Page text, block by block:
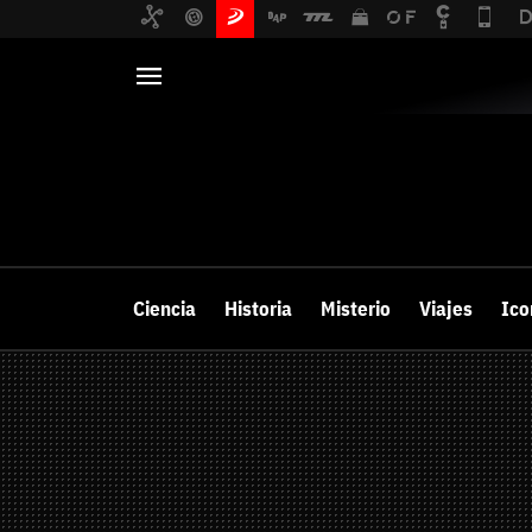
Ciencia Historia Misterio Viajes
Análisis
Guías y trucos
Ranking
Videos
Selección
Monitores
Periféricos
Tarjetas gráficas
Auriculares y
Mandos y